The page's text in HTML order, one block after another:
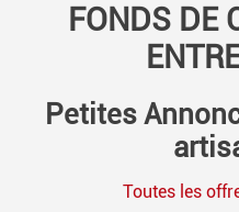
FONDS DE
Petites
Toutes les